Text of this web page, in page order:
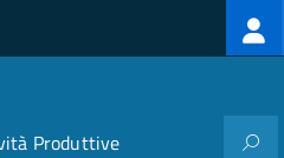
Produttive